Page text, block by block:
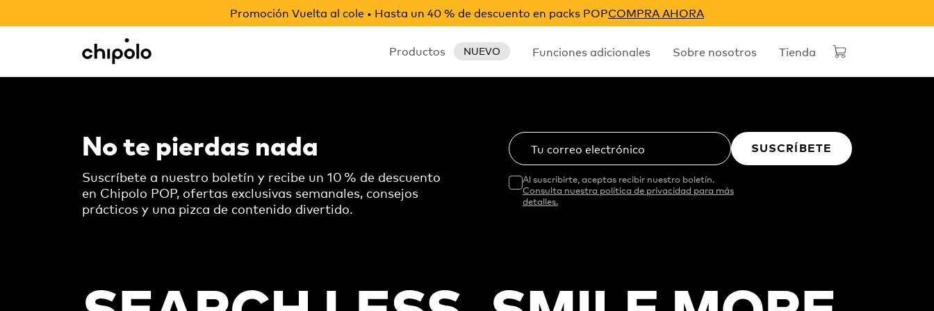
Promoción Vuelta al cole • Hasta un 40 % de descuento en packs POPCOMPRA AHORA
Chipolo - Home page Productos NUEVO Funciones adicionales Sobre nosotros Tienda
Regalos corporativos
No te pierdas nada
Suscríbete a nuestro boletín y recibe un 10 % de descuento
en Chipolo POP, ofertas exclusivas semanales, consejos
prácticos y una pizca de contenido divertido.
Tu correo electrónico SUSCRÍBETE
Al suscribirte, aceptas recibir nuestro boletín.
Consulta nuestra política de privacidad para más
detalles.